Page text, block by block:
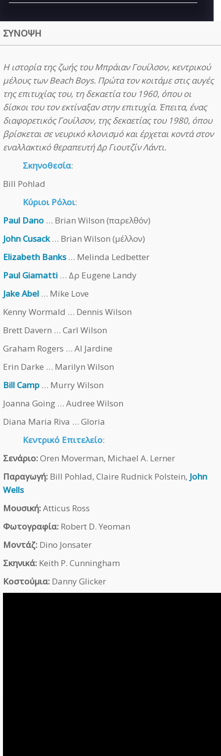
ΣΥΝΟΨΗ
Η ιστορία της ζωής του Μπράιαν Γουίλσον, κεντρικού
μέλους των Beach Boys. Πρώτα τον κοιτάμε στις αυγές
της επιτυχίας του, τη δεκαετία του 1960, όπου οι
δίσκοι του τον εκτίναξαν στην επιτυχία. Έπειτα, ένας
διαφορετικός Γουίλσον, της δεκαετίας του 1980, όπου
βρίσκεται σε νευρικό κλονισμό και έρχεται κοντά στον
εναλλακτικό θεραπευτή Δρ Γιουτζίν Λάντι.
Σκηνοθεσία:
Bill Pohlad
Κύριοι Ρόλοι:
Paul Dano … Brian Wilson (παρελθόν)
John Cusack… Brian Wilson (μέλλον)
Elizabeth Banks… Melinda Ledbetter
Paul Giamatti … Δρ Eugene Landy
Jake Abel … Mike Love
Kenny Wormald … Dennis Wilson
Brett Davern … Carl Wilson
Graham Rogers … Al Jardine
Erin Darke … Marilyn Wilson
Bill Camp … Murry Wilson
Joanna Going … Audree Wilson
Diana Maria Riva … Gloria
Κεντρικό Επιτελείο:
Σενάριο:Oren Moverman, Michael A. Lerner
Παραγωγή: Bill Pohlad, Claire Rudnick Polstein, John
Wells
Μουσική:Atticus Ross
Φωτογραφία: Robert D. Yeoman
Μοντάζ: Dino Jonsater
Σκηνικά: Keith P. Cunningham
Κοστούμια: Danny Glicker